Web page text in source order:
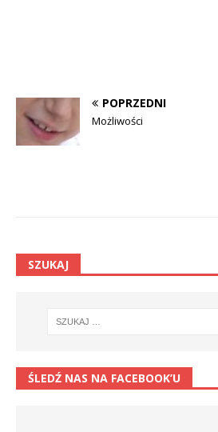
POPRZEDNI
Możliwości
SZUKAJ
ŚLEDŹ NAS NA FACEBOOK’U